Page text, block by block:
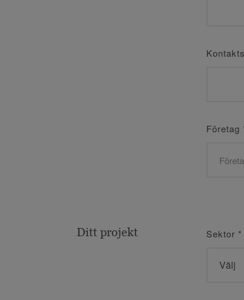
Företag
Ditt projekt Sektor *